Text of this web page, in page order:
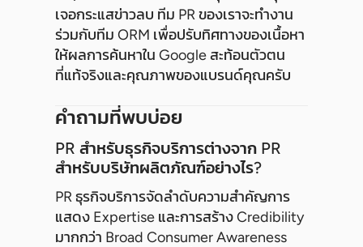
เจอกระแสข่าวลบ ทีม PR ของเราจะทำงาน
ร่วมกับทีม ORM เพื่อปรับทิศทางของเนื้อหา
ให้ผลการค้นหาใน Google สะท้อนตัวตน
ที่แท้จริงและคุณภาพของแบรนด์คุณครับ
คำถามที่พบบ่อย
PR สำหรับธุรกิจบริการต่างจาก PR
สำหรับบริษัทผลิตภัณฑ์อย่างไร?
PR ธุรกิจบริการจัดลำดับความสำคัญการ
แสดง Expertise และการสร้าง Credibility
มากกว่า Broad Consumer Awareness